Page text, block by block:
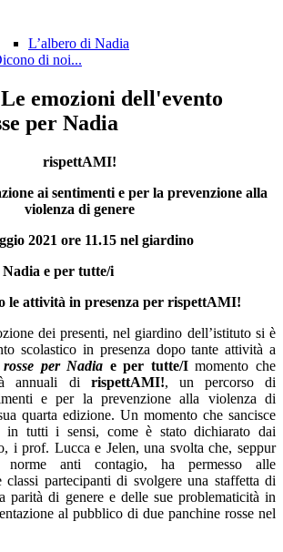
L’albero di Nadia
di noi...
emozioni dell'evento
per Nadia
rispettAMI!
ai sentimenti e per la prevenzione alla
violenza di genere
2021 ore 11.15 nel giardino
Nadia e per tutte/i
le attività in presenza per rispettAMI!
dei presenti, nel giardino dell’istituto si è
scolastico in presenza dopo tante attività a
per Nadia e per tutte/Imomento che
annuali di rispettAMI!, un percorso di
e per la prevenzione alla violenza di
quarta edizione. Un momento che sancisce
tutti i sensi, come è stato dichiarato dai
i prof. Lucca e Jelen, una svolta che, seppur
anti contagio, ha permesso alle
classi partecipanti di svolgere una staffetta di
parità di genere e delle sue problematicità in
al pubblico di due panchine rosse nel